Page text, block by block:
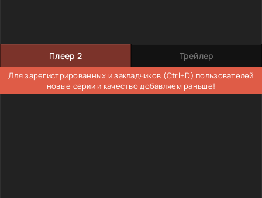
Плеер 2 Трейлер
Длязарегистрированных и закладчиков (Ctrl+D) пользователей
новые серии и качество добавляем раньше!